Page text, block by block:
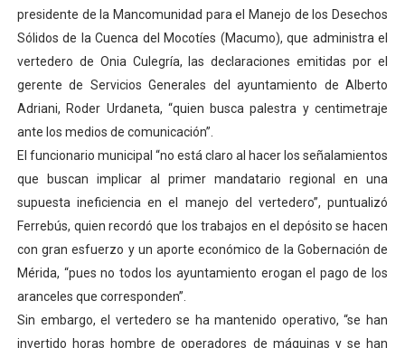
Campo Elías consolida plan de bacheo en el sector La
Fundecem inició con éxito el taller vacacional de
El Lactario del Iahula celebra la Semana Mundial de la
Plan Vacacional "Venezuela Ríe 2026" brinda
Iniciación al yoga reúne a diversos clubes deportivos
Mincomunas impulsa el autogobierno en Mérida con
Expertos inspeccionan espacios del OAN para la
presidente de la Mancomunidad para el Manejo de los Desechos
Sólidos de la Cuenca del Mocotíes (Macumo), que administra el
vertedero de Onia Culegría, las declaraciones emitidas por el
gerente de Servicios Generales del ayuntamiento de Alberto
Adriani, Roder Urdaneta, “quien busca palestra y centimetraje
ante los medios de comunicación”.
El funcionario municipal “no está claro al hacer los señalamientos
que buscan implicar al primer mandatario regional en una
supuesta ineficiencia en el manejo del vertedero”, puntualizó
Ferrebús, quien recordó que los trabajos en el depósito se hacen
con gran esfuerzo y un aporte económico de la Gobernación de
Mérida, “pues no todos los ayuntamiento erogan el pago de los
aranceles que corresponden”.
Sin embargo, el vertedero se ha mantenido operativo, “se han
invertido horas hombre de operadores de máquinas y se han